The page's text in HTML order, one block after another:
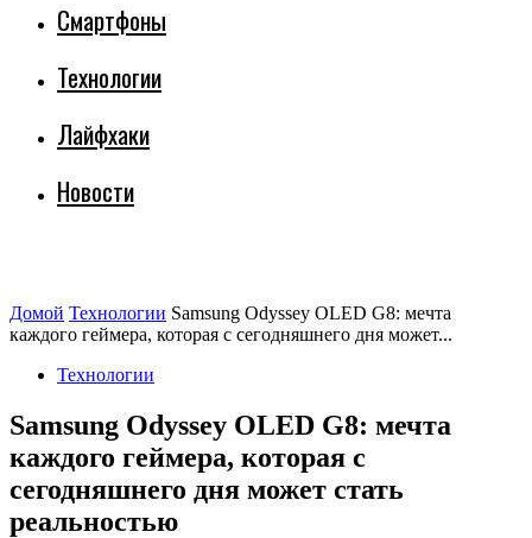
Смартфоны
Технологии
Лайфхаки
Новости
Домой Технологии Samsung Odyssey OLED G8: мечта
каждого геймера, которая с сегодняшнего дня может...
Технологии
Samsung Odyssey OLED G8: мечта
каждого геймера, которая с
сегодняшнего дня может стать
реальностью